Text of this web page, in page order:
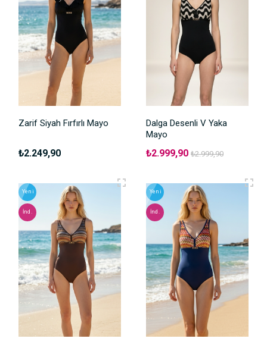
Zarif Siyah Fırfırlı Mayo
₺2.249,90
Dalga Desenli V Yaka
Mayo
₺2.999,90 ₺2.999,90
Yeni
İnd.
Yeni
İnd.